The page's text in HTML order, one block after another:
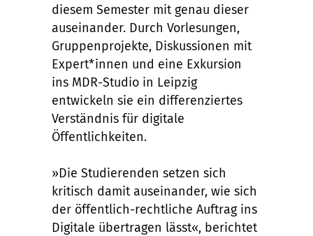
diesem Semester mit genau dieser
auseinander. Durch Vorlesungen,
Gruppenprojekte, Diskussionen mit
Expert*innen und eine Exkursion
ins MDR-Studio in Leipzig
entwickeln sie ein differenziertes
Verständnis für digitale
Öffentlichkeiten.
»Die Studierenden setzen sich
kritisch damit auseinander, wie sich
der öffentlich-rechtliche Auftrag ins
Digitale übertragen lässt«, berichtet